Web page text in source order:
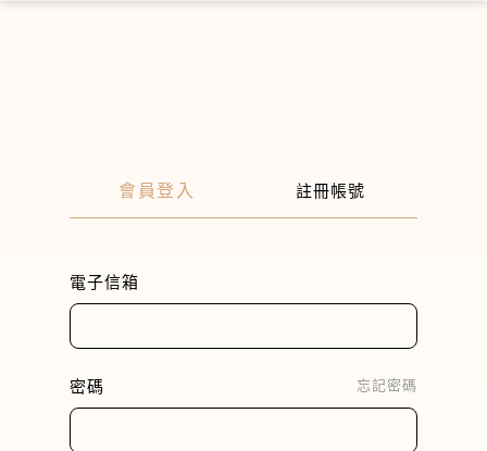
會員登入 註冊帳號
電子信箱
密碼 忘記密碼